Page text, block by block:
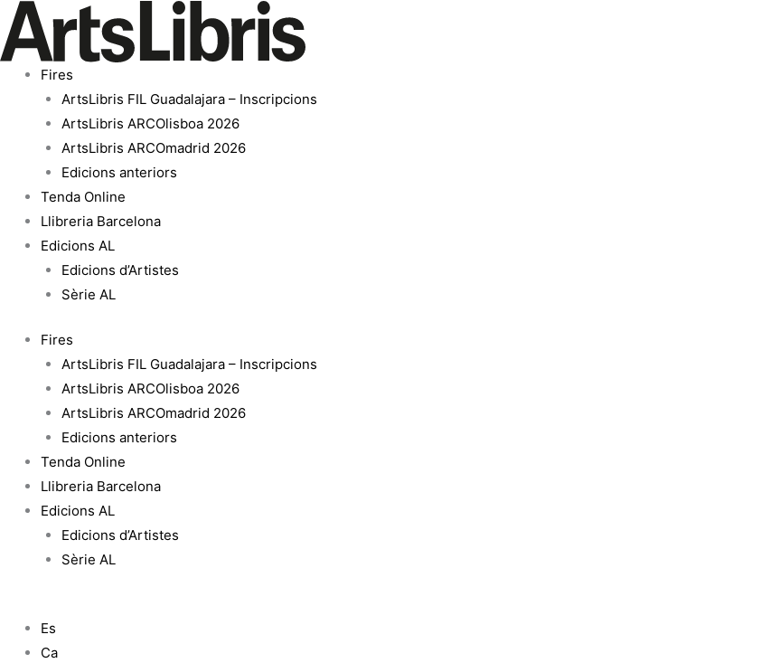
Vés
al
contingut
Fires
ArtsLibris FIL Guadalajara – Inscripcions
ArtsLibris ARCOlisboa 2026
ArtsLibris ARCOmadrid 2026
Edicions anteriors
Tenda Online
Llibreria Barcelona
Edicions AL
Edicions d’Artistes
Sèrie AL
Fires
ArtsLibris FIL Guadalajara – Inscripcions
ArtsLibris ARCOlisboa 2026
ArtsLibris ARCOmadrid 2026
Edicions anteriors
Tenda Online
Llibreria Barcelona
Edicions AL
Edicions d’Artistes
Sèrie AL
Es
Ca
quantitat
de
Con